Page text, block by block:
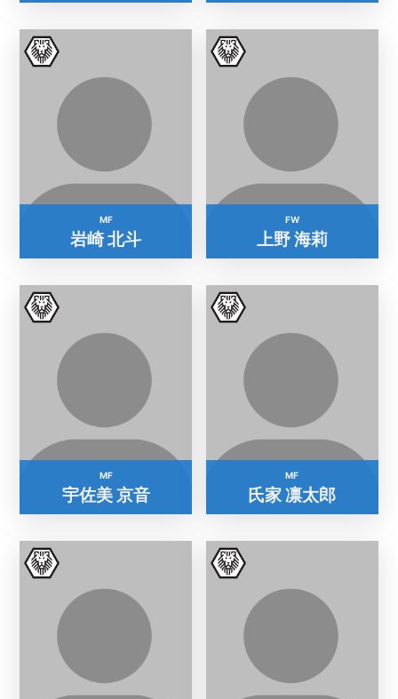
MF
岩崎 北斗
FW
上野 海莉
MF
宇佐美 京音
MF
氏家 凛太郎